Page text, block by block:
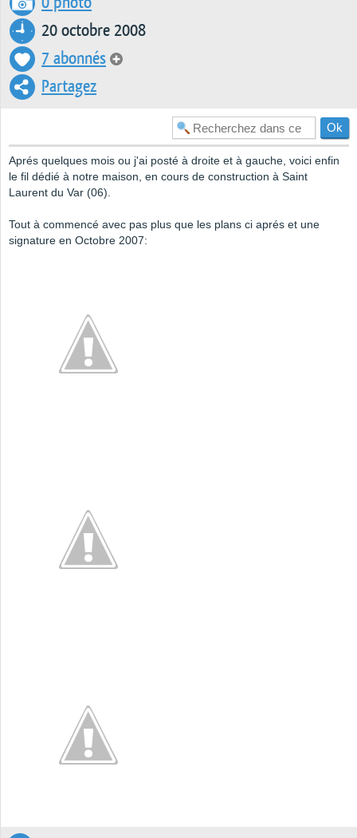
20 octobre 2008
7 abonnés
Partagez
Aprés quelques mois ou j'ai posté à droite et à gauche, voici enfin
le fil dédié à notre maison, en cours de construction à Saint
Laurent du Var (06).
Tout à commencé avec pas plus que les plans ci aprés et une
signature en Octobre 2007: